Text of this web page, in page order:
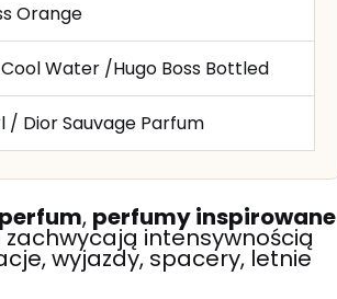
Orange
Water /Hugo Boss Bottled
/ Dior Sauvage Parfum
, perfumy inspirowane
intensywnością
wyjazdy, spacery, letnie